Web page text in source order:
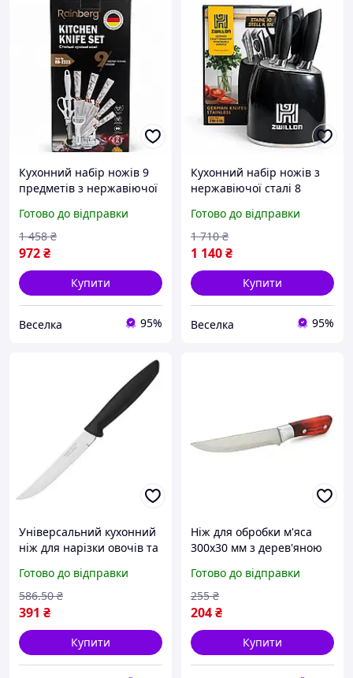
Кухонний набір ножів 9
предметів з нержавіючої
нарізки м'яса, овочів та
фруктів. SPICY
Готово до відправки
972₴
1 458 ₴
Купити
Веселка 95%
Кухонний набір ножів з
нержавіючої сталі 8
м'яса овочів з
ергономічними ручками
FLAME
Готово до відправки
1 140₴
1 710 ₴
Купити
Веселка 95%
Універсальний кухонний
ніж для нарізки овочів та
ручкою чорний 127 мм
SPICY
Готово до відправки
391 ₴
586.50 ₴
Купити
Ніж для обробки м'яса
300x30 мм з дерев'яною
Готово до відправки
204₴
255 ₴
Купити